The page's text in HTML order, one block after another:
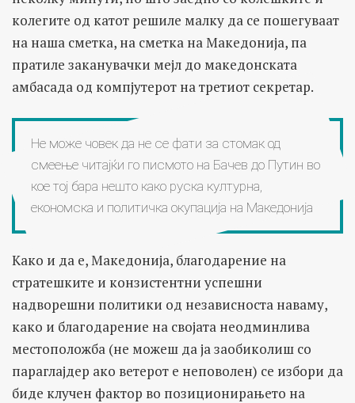
колегите од катот решиле малку да се пошегуваат
на наша сметка, на сметка на Македонија, па
пратиле заканувачки мејл до македонската
амбасада од компјутерот на третиот секретар.
Не може човек да не се фати за стомак од
смеење читајќи го писмото на Бачев до Путин во
кое тој бара нешто како руска културна,
економска и политичка окупација на Македонија
Како и да е, Македонија, благодарение на
стратешките и конзистентни успешни
надворешни политики од независноста наваму,
како и благодарение на својата неодминлива
местоположба (не можеш да ја заобиколиш со
параглајдер ако ветерот е неповолен) се избори да
биде клучен фактор во позиционирањето на